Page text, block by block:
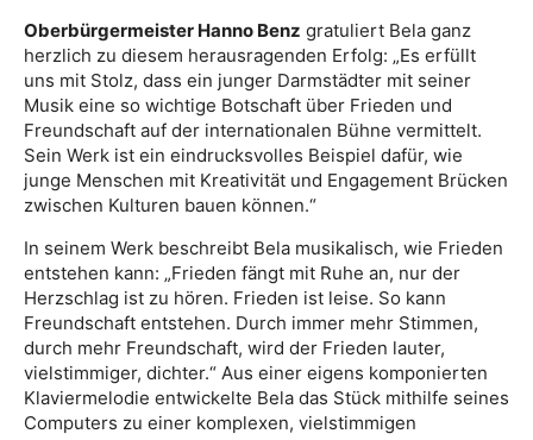
Oberbürgermeister Hanno Benz gratuliert Bela ganz
herzlich zu diesem herausragenden Erfolg: „Es erfüllt
uns mit Stolz, dass ein junger Darmstädter mit seiner
Musik eine so wichtige Botschaft über Frieden und
Freundschaft auf der internationalen Bühne vermittelt.
Sein Werk ist ein eindrucksvolles Beispiel dafür, wie
junge Menschen mit Kreativität und Engagement Brücken
zwischen Kulturen bauen können.“
In seinem Werk beschreibt Bela musikalisch, wie Frieden
entstehen kann: „Frieden fängt mit Ruhe an, nur der
Herzschlag ist zu hören. Frieden ist leise. So kann
Freundschaft entstehen. Durch immer mehr Stimmen,
durch mehr Freundschaft, wird der Frieden lauter,
vielstimmiger, dichter.“ Aus einer eigens komponierten
Klaviermelodie entwickelte Bela das Stück mithilfe seines
Computers zu einer komplexen, vielstimmigen